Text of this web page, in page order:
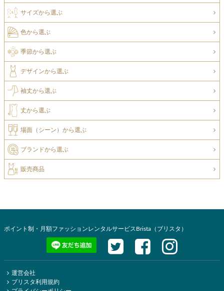
サイズから選ぶ
色から選ぶ
季節から選ぶ
デザインから選ぶ
袖丈から選ぶ
丈から選ぶ
場面（シーン）から選ぶ
ブランドから選ぶ
販売商品
ポイント制・月額ファッションレンタルサービスBrista（ブリスタ）
運営会社
ブリスタ利用規約